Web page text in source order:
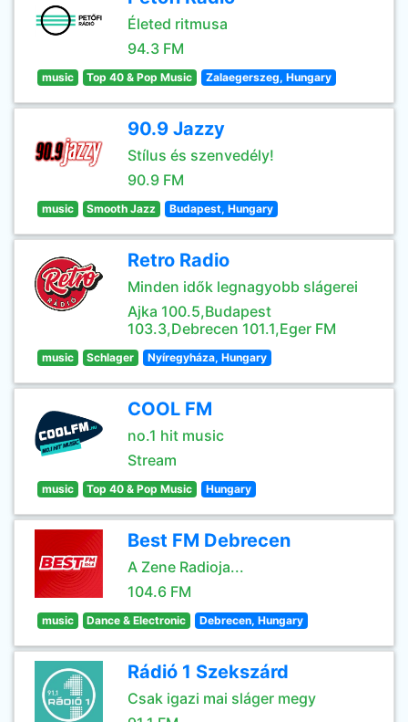
Életed ritmusa
94.3 FM
music Top 40 & Pop Music Zalaegerszeg, Hungary
90.9 Jazzy
Stílus és szenvedély!
90.9 FM
music Smooth Jazz Budapest, Hungary
Retro Radio
Minden idők legnagyobb slágerei
Ajka 100.5,Budapest
103.3,Debrecen 101.1,Eger FM
music Schlager Nyíregyháza, Hungary
COOL FM
no.1 hit music
Stream
music Top 40 & Pop Music Hungary
Best FM Debrecen
A Zene Radioja...
104.6 FM
music Dance & Electronic Debrecen, Hungary
Rádió 1 Szekszárd
Csak igazi mai sláger megy